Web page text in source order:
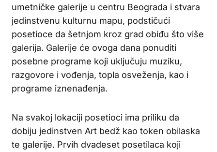
umetničke galerije u centru Beograda i stvara
jedinstvenu kulturnu mapu, podstičući
posetioce da šetnjom kroz grad obiđu što više
galerija. Galerije će ovoga dana ponuditi
posebne programe koji uključuju muziku,
razgovore i vođenja, topla osveženja, kao i
programe iznenađenja.
Na svakoj lokaciji posetioci ima priliku da
dobiju jedinstven Art bedž kao token obilaska
te galerije. Prvih dvadeset posetilaca koji